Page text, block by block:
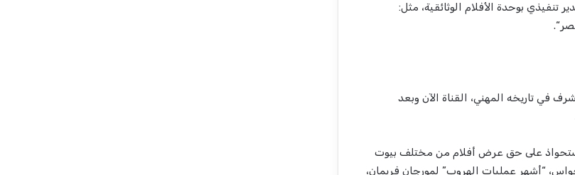
تنفيذي بوحدة الأفلام الوثائقية، مثل:
“.
في تاريخه المهني، القناة الآن وبعد
على حق عرض أفلام من مختلف بيوت
، “أشهر عمليات الهروب” لمورجان فريمان،